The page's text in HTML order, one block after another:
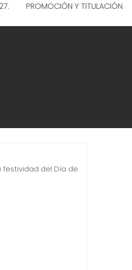
PROMOCIÓN Y TITULACIÓN
festividad del Día de